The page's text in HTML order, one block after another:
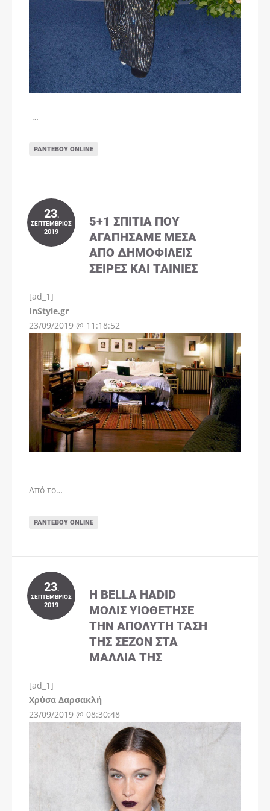
…
ΡΑΝΤΕΒΟΎ ONLINE
23.
ΣΕΠΤΈΜΒΡΙΟΣ
2019
5+1 ΣΠΊΤΙΑ ΠΟΥ
ΑΓΑΠΉΣΑΜΕ ΜΈΣΑ
ΑΠΌ ΔΗΜΟΦΙΛΕΊΣ
ΣΕΙΡΈΣ ΚΑΙ ΤΑΙΝΊΕΣ
[ad_1]
InStyle.gr
23/09/2019 @ 11:18:52
Από το…
ΡΑΝΤΕΒΟΎ ONLINE
23.
ΣΕΠΤΈΜΒΡΙΟΣ
2019
Η BELLA HADID
ΜΌΛΙΣ ΥΙΟΘΈΤΗΣΕ
ΤΗΝ ΑΠΌΛΥΤΗ ΤΆΣΗ
ΤΗΣ ΣΕΖΌΝ ΣΤΑ
ΜΑΛΛΙΆ ΤΗΣ
[ad_1]
Χρύσα Δαρσακλή
23/09/2019 @ 08:30:48